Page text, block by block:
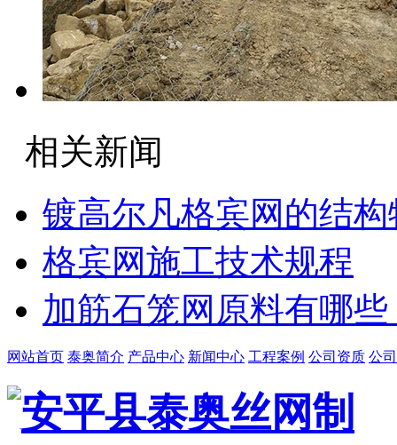
相关新闻
镀高尔凡格宾网的结构
格宾网施工技术规程
加筋石笼网原料有哪些
网站首页 泰奥简介 产品中心 新闻中心 工程案例 公司资质 公